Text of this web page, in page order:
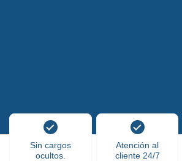
Sin cargos
ocultos.
Atención al
cliente 24/7